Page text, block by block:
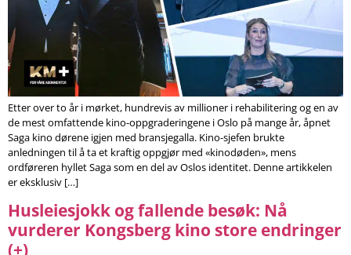
Etter over to år i mørket, hundrevis av millioner i rehabilitering og en av
de mest omfattende kino-oppgraderingene i Oslo på mange år, åpnet
Saga kino dørene igjen med bransjegalla. Kino-sjefen brukte
anledningen til å ta et kraftig oppgjør med «kinodøden», mens
ordføreren hyllet Saga som en del av Oslos identitet. Denne artikkelen
er eksklusiv […]
Husleiesjokk og fallende besøk: Nå
vurderer Kongsberg kino store endringer
(+)